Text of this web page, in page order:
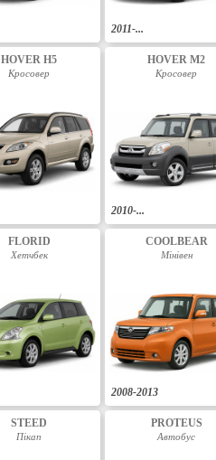
2011-...
HOVER H5
Кросовер
HOVER M2
Кросовер
2010-...
FLORID
Хетчбек
COOLBEAR
Мінівен
2008-2013
STEED
Пікап
PROTEUS
Автобус